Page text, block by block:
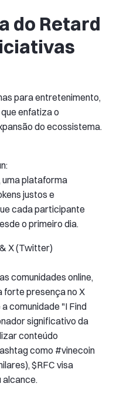
do Retard
para entretenimento,
enfatiza o
do ecossistema.
uma plataforma
justos e
cada participante
o primeiro dia.
X (Twitter)
comunidades online,
forte presença no X
comunidade "I Find
significativo da
conteúdo
como #vinecoin
$RFC visa
alcance.